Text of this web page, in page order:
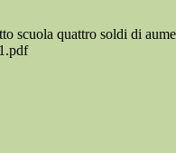
scuola quattro soldi di